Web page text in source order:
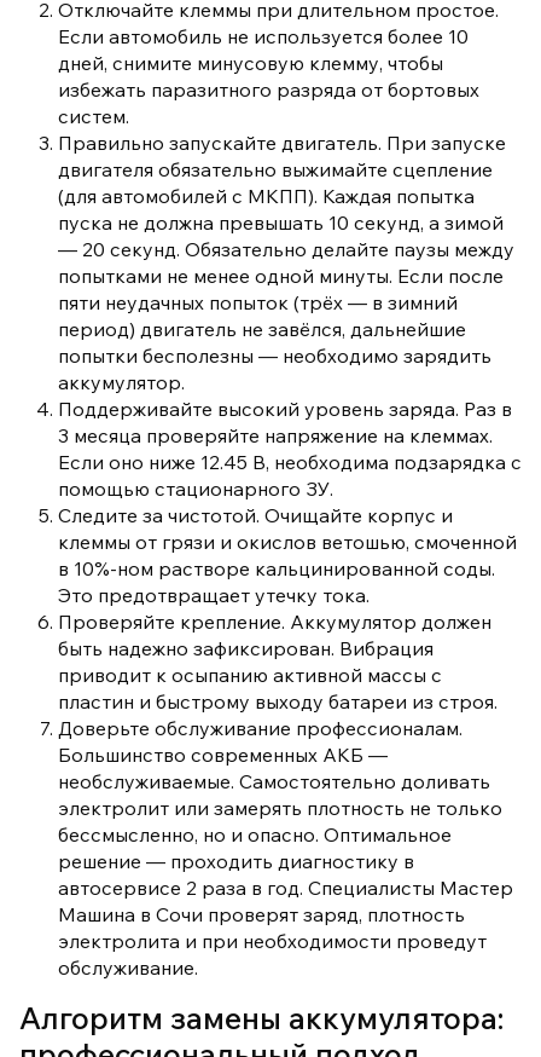
Отключайте клеммы при длительном простое.
Если автомобиль не используется более 10
дней, снимите минусовую клемму, чтобы
избежать паразитного разряда от бортовых
систем.
Правильно запускайте двигатель. При запуске
двигателя обязательно выжимайте сцепление
(для автомобилей с МКПП). Каждая попытка
пуска не должна превышать 10 секунд, а зимой
— 20 секунд. Обязательно делайте паузы между
попытками не менее одной минуты. Если после
пяти неудачных попыток (трёх — в зимний
период) двигатель не завёлся, дальнейшие
попытки бесполезны — необходимо зарядить
аккумулятор.
Поддерживайте высокий уровень заряда. Раз в
3 месяца проверяйте напряжение на клеммах.
Если оно ниже 12.45 В, необходима подзарядка с
помощью стационарного ЗУ.
Следите за чистотой. Очищайте корпус и
клеммы от грязи и окислов ветошью, смоченной
в 10%-ном растворе кальцинированной соды.
Это предотвращает утечку тока.
Проверяйте крепление. Аккумулятор должен
быть надежно зафиксирован. Вибрация
приводит к осыпанию активной массы с
пластин и быстрому выходу батареи из строя.
Доверьте обслуживание профессионалам.
Большинство современных АКБ —
необслуживаемые. Самостоятельно доливать
электролит или замерять плотность не только
бессмысленно, но и опасно. Оптимальное
решение — проходить диагностику в
автосервисе 2 раза в год. Специалисты Мастер
Машина в Сочи проверят заряд, плотность
электролита и при необходимости проведут
обслуживание.
Алгоритм замены аккумулятора: